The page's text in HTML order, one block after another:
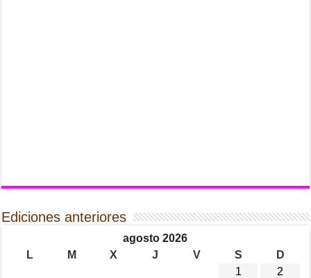
Ediciones anteriores
agosto 2026
L
M X J V S
D
1
2